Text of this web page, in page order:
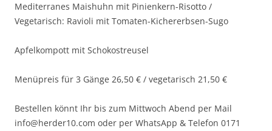
Mediterranes Maishuhn mit Pinienkern-Risotto /
Vegetarisch: Ravioli mit Tomaten-Kichererbsen-Sugo
Apfelkompott mit Schokostreusel
Menüpreis für 3 Gänge 26,50 € / vegetarisch 21,50 €
Bestellen könnt Ihr bis zum Mittwoch Abend per Mail
info@herder10.com oder per WhatsApp & Telefon 0171